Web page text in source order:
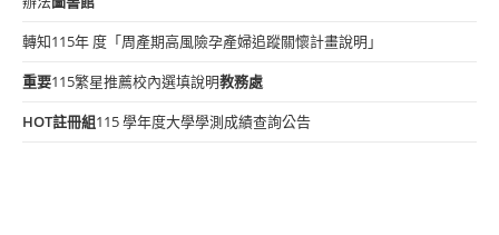
轉知115年 度「周產期高風險孕產婦追蹤關懷計畫說明」
重要115繁星推薦校內選填說明教務處
HOT註冊組115 學年度大學學測成績查詢公告